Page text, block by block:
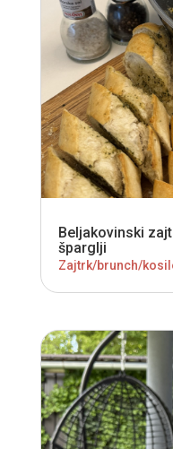
Beljakovinski
šparglji
Zajtrk/brunch/